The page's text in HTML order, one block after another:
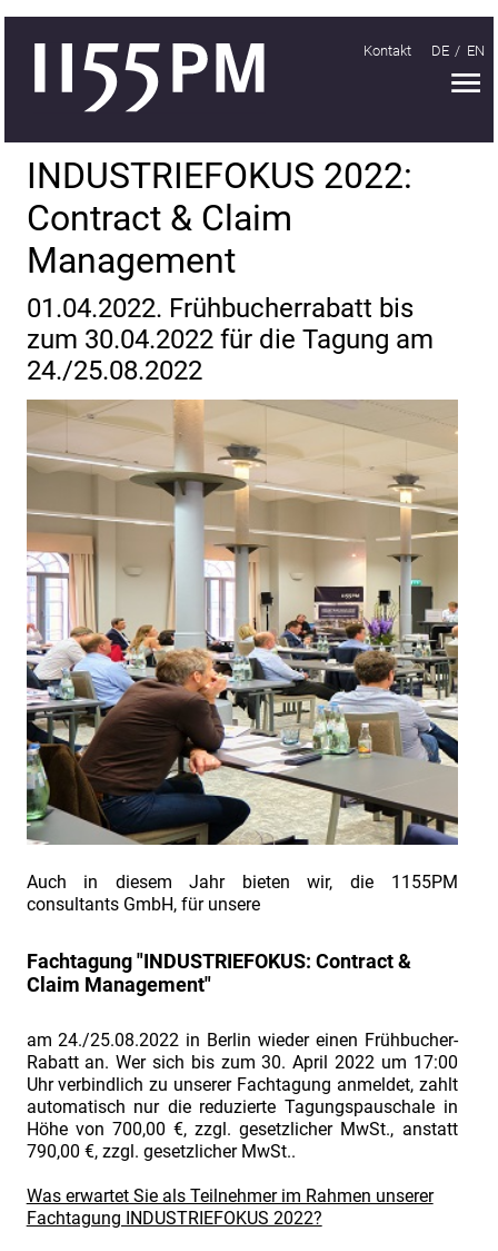
Kontakt DE EN
INDUSTRIEFOKUS 2022:
Contract & Claim
Management
01.04.2022. Frühbucherrabatt bis
zum 30.04.2022 für die Tagung am
24./25.08.2022
Auch in diesem Jahr bieten wir, die 1155PM
consultants GmbH, für unsere
Fachtagung "INDUSTRIEFOKUS: Contract &
Claim Management"
am 24./25.08.2022 in Berlin wieder einen Frühbucher-
Rabatt an. Wer sich bis zum 30. April 2022 um 17:00
Uhr verbindlich zu unserer Fachtagung anmeldet, zahlt
automatisch nur die reduzierte Tagungspauschale in
Höhe von 700,00 €, zzgl. gesetzlicher MwSt., anstatt
790,00 €, zzgl. gesetzlicher MwSt..
Was erwartet Sie als Teilnehmer im Rahmen unserer
Fachtagung INDUSTRIEFOKUS 2022?
Handeln
Organisieren
Lernen
Treffen
INDUSTRIEFOKUS
2018
INDUSTRIEFOKUS
2019
INDUSTRIEFOKUS
2021
INDUSTRIEFOKUS
2022
Bericht
zur
Fachtagung
"Industriefokus
2018:
Contract
&
Claim
Management"
Einladung
zur
Fachtagung
2018:
&
Claim
Management".
Die
Fachtagung
für
Praktiker